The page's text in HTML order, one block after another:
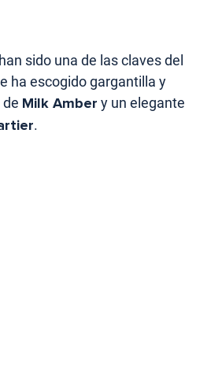
sido una de las claves del
ha escogido gargantilla y
Milk Amber y un elegante
.